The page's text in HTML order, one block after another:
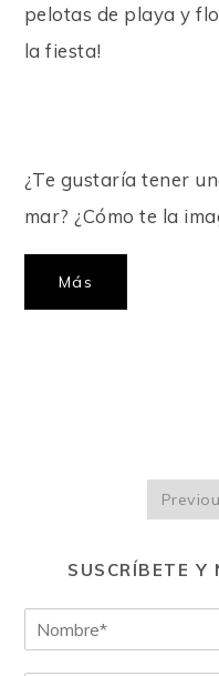
pelotas de playa y
la fiesta!
¿Te gustaría tener
mar? ¿Cómo te la
Más
SUSCRÍBETE Y